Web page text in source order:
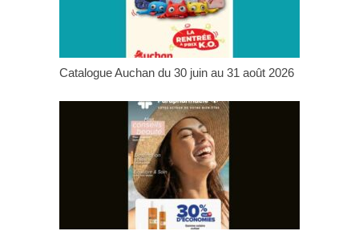
Catalogue Auchan du 30 juin au 31 août 2026